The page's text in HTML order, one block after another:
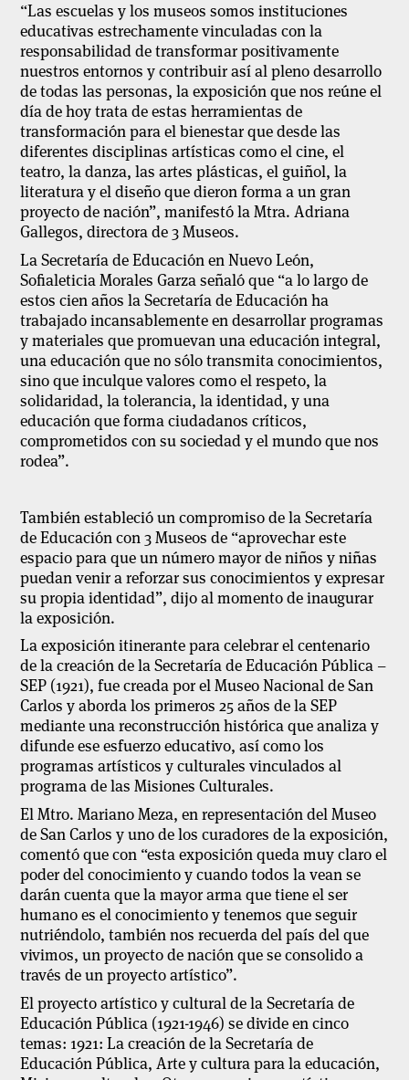
“Las escuelas y los museos somos instituciones
educativas estrechamente vinculadas con la
responsabilidad de transformar positivamente
nuestros entornos y contribuir así al pleno desarrollo
de todas las personas, la exposición que nos reúne el
día de hoy trata de estas herramientas de
transformación para el bienestar que desde las
diferentes disciplinas artísticas como el cine, el
teatro, la danza, las artes plásticas, el guiñol, la
literatura y el diseño que dieron forma a un gran
proyecto de nación”, manifestó la Mtra. Adriana
Gallegos, directora de 3 Museos.
La Secretaría de Educación en Nuevo León,
Sofialeticia Morales Garza señaló que “a lo largo de
estos cien años la Secretaría de Educación ha
trabajado incansablemente en desarrollar programas
y materiales que promuevan una educación integral,
una educación que no sólo transmita conocimientos,
sino que inculque valores como el respeto, la
solidaridad, la tolerancia, la identidad, y una
educación que forma ciudadanos críticos,
comprometidos con su sociedad y el mundo que nos
rodea”.
También estableció un compromiso de la Secretaría
de Educación con 3 Museos de “aprovechar este
espacio para que un número mayor de niños y niñas
puedan venir a reforzar sus conocimientos y expresar
su propia identidad”, dijo al momento de inaugurar
la exposición.
La exposición itinerante para celebrar el centenario
de la creación de la Secretaría de Educación Pública –
SEP (1921), fue creada por el Museo Nacional de San
Carlos y aborda los primeros 25 años de la SEP
mediante una reconstrucción histórica que analiza y
difunde ese esfuerzo educativo, así como los
programas artísticos y culturales vinculados al
programa de las Misiones Culturales.
El Mtro. Mariano Meza, en representación del Museo
de San Carlos y uno de los curadores de la exposición,
comentó que con “esta exposición queda muy claro el
poder del conocimiento y cuando todos la vean se
darán cuenta que la mayor arma que tiene el ser
humano es el conocimiento y tenemos que seguir
nutriéndolo, también nos recuerda del país del que
vivimos, un proyecto de nación que se consolido a
través de un proyecto artístico”.
El proyecto artístico y cultural de la Secretaría de
Educación Pública (1921-1946) se divide en cinco
temas: 1921: La creación de la Secretaría de
Educación Pública, Arte y cultura para la educación,